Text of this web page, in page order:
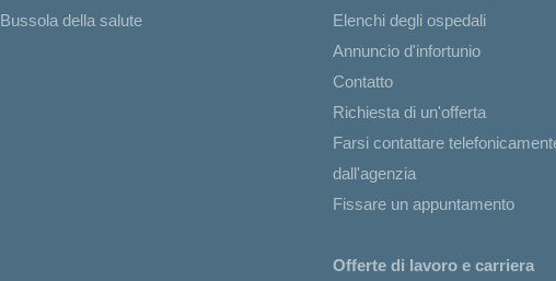
Bussola della salute
Elenchi degli ospedali
Annuncio d'infortunio
Contatto
Richiesta di un'offerta
Farsi contattare
dall'agenzia
Fissare un appuntamento
Offerte di lavoro e carriera